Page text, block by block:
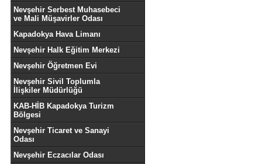
Nevşehir Serbest Muhasebeci
ve Mali Müşavirler Odası
Kapadokya Hava Limanı
Nevşehir Halk Eğitim Merkezi
Nevşehir Öğretmen Evi
Nevşehir Sivil Toplumla
İlişkiler Müdürlüğü
KAB-HİB Kapadokya Turizm
Bölgesi
Nevşehir Ticaret ve Sanayi
Odası
Nevşehir Eczacılar Odası